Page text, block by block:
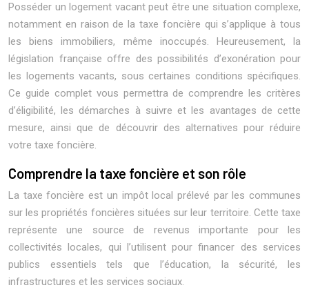
Posséder un logement vacant peut être une situation complexe,
notamment en raison de la taxe foncière qui s’applique à tous
les biens immobiliers, même inoccupés. Heureusement, la
législation française offre des possibilités d’exonération pour
les logements vacants, sous certaines conditions spécifiques.
Ce guide complet vous permettra de comprendre les critères
d’éligibilité, les démarches à suivre et les avantages de cette
mesure, ainsi que de découvrir des alternatives pour réduire
votre taxe foncière.
Comprendre la taxe foncière et son rôle
La taxe foncière est un impôt local prélevé par les communes
sur les propriétés foncières situées sur leur territoire. Cette taxe
représente une source de revenus importante pour les
collectivités locales, qui l’utilisent pour financer des services
publics essentiels tels que l’éducation, la sécurité, les
infrastructures et les services sociaux.